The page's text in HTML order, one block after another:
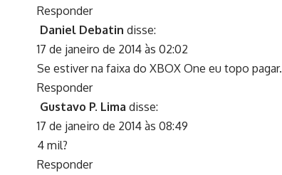
Responder
Daniel Debatin disse:
17 de janeiro de 2014 às 02:02
Se estiver na faixa do XBOX One eu topo pagar.
Responder
Gustavo P. Lima disse:
17 de janeiro de 2014 às 08:49
4 mil?
Responder